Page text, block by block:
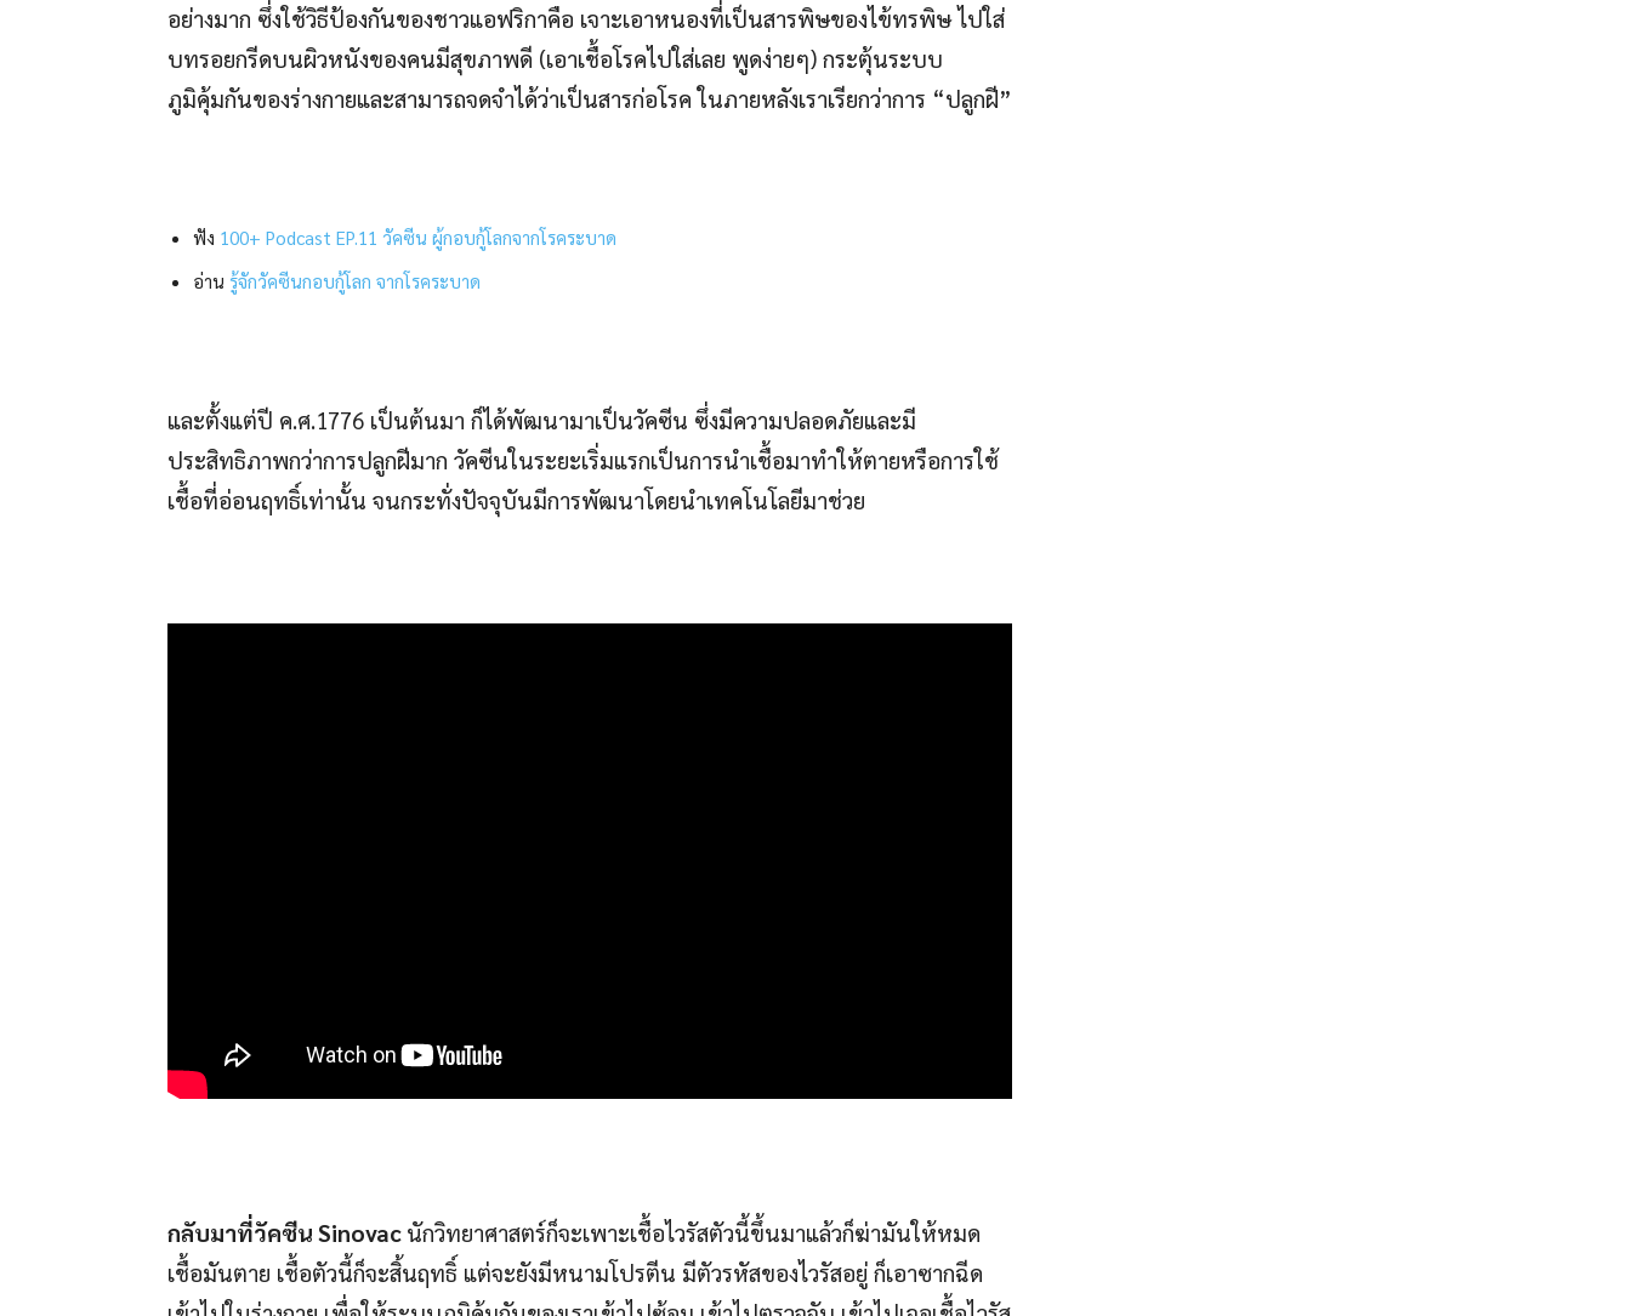
อย่างมาก ซึ่งใช้วิธีป้องกันของชาวแอฟริกาคือ เจาะเอาหนองที่เป็นสารพิษของไข้ทรพิษ ไปใส่
บทรอยกรีดบนผิวหนังของคนมีสุขภาพดี (เอาเชื้อโรคไปใส่เลย พูดง่ายๆ) กระตุ้นระบบ
ภูมิคุ้มกันของร่างกายและสามารถจดจำได้ว่าเป็นสารก่อโรค ในภายหลังเราเรียกว่าการ “ปลูกฝี”
ฟัง 100+ Podcast EP.11 วัคซีน ผู้กอบกู้โลกจากโรคระบาด
อ่าน รู้จักวัคซีนกอบกู้โลก จากโรคระบาด
และตั้งแต่ปี ค.ศ.1776 เป็นต้นมา ก็ได้พัฒนามาเป็นวัคซีน ซึ่งมีความปลอดภัยและมี
ประสิทธิภาพกว่าการปลูกฝีมาก วัคซีนในระยะเริ่มแรกเป็นการนำเชื้อมาทำให้ตายหรือการใช้
เชื้อที่อ่อนฤทธิ์เท่านั้น จนกระทั่งปัจจุบันมีการพัฒนาโดยนำเทคโนโลยีมาช่วย
กลับมาที่วัคซีน Sinovac นักวิทยาศาสตร์ก็จะเพาะเชื้อไวรัสตัวนี้ขึ้นมาแล้วก็ฆ่ามันให้หมด
เชื้อมันตาย เชื้อตัวนี้ก็จะสิ้นฤทธิ์ แต่จะยังมีหนามโปรตีน มีตัวรหัสของไวรัสอยู่ ก็เอาซากฉีด